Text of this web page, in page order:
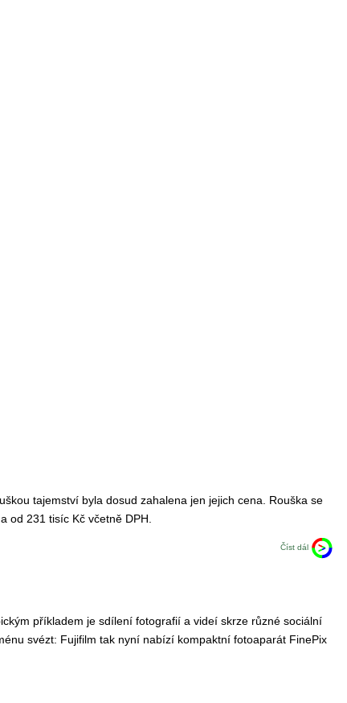
tajemství byla dosud zahalena jen jejich cena. Rouška se
od 231 tisíc Kč včetně DPH.
Číst dál
příkladem je sdílení fotografií a videí skrze různé sociální
svézt: Fujifilm tak nyní nabízí kompaktní fotoaparát FinePix